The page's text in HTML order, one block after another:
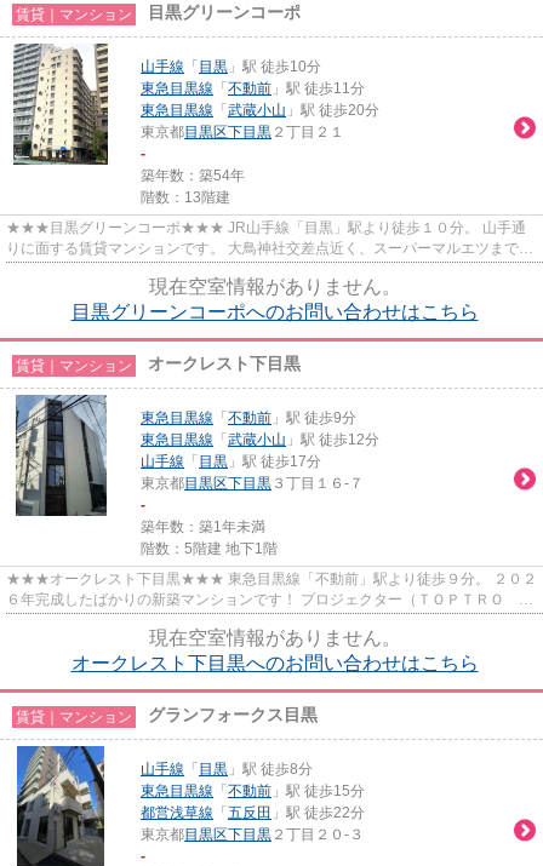
賃貸｜マンション 目黒グリーンコーポ
山手線 「 目黒 」駅 徒歩10分
東急目黒線 「 不動前 」駅 徒歩11分
東急目黒線 「 武蔵小山 」駅 徒歩20分
東京都目黒区下目黒 ２丁目２１
-
築年数：築54年
階数：13階建
★★★目黒グリーンコーポ★★★ JR山手線「目黒」駅より徒歩１０分。 山手通
りに面する賃貸マンションです。 大鳥神社交差点近く、スーパーマルエツまで徒
現在空室情報がありません。
目黒グリーンコーポへのお問い合わせはこちら
賃貸｜マンション オークレスト下目黒
東急目黒線 「 不動前 」駅 徒歩9分
東急目黒線 「 武蔵小山 」駅 徒歩12分
山手線 「 目黒 」駅 徒歩17分
東京都目黒区下目黒 ３丁目１６-７
-
築年数：築1年未満
階数：5階建 地下1階
★★★オークレスト下目黒★★★ 東急目黒線「不動前」駅より徒歩９分。 ２０２
６年完成したばかりの新築マンションです！ プロジェクター（ＴＯＰＴＲＯ Ｘ
現在空室情報がありません。
オークレスト下目黒へのお問い合わせはこちら
賃貸｜マンション グランフォークス目黒
山手線 「 目黒 」駅 徒歩8分
東急目黒線 「 不動前 」駅 徒歩15分
都営浅草線 「 五反田 」駅 徒歩22分
東京都目黒区下目黒 ２丁目２０-３
-